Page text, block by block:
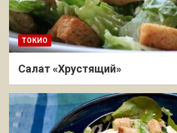
ТОКИО
Салат «Хрустящий»